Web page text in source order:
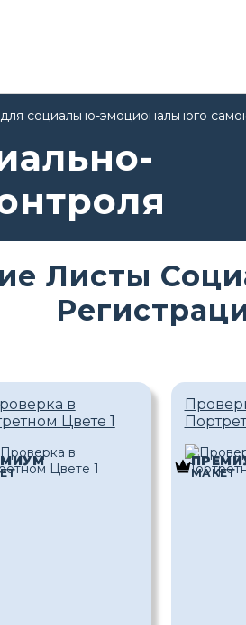
социально-эмоционального
Листы
в
Цвете 1
МАКЕТ